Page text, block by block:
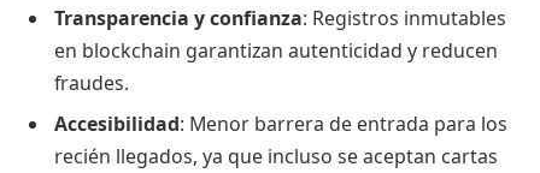
Transparencia y confianza: Registros inmutables
en blockchain garantizan autenticidad y reducen
fraudes.
Accesibilidad: Menor barrera de entrada para los
recién llegados, ya que incluso se aceptan cartas